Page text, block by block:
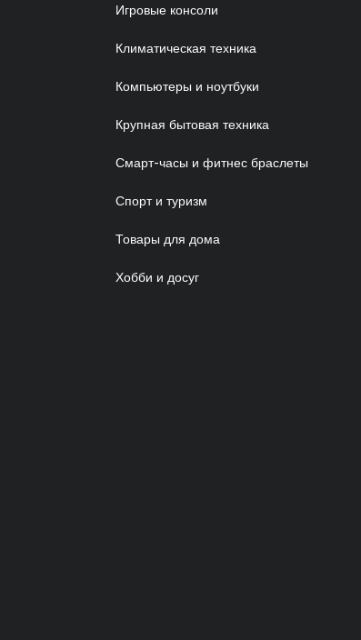
Игровые консоли
Климатическая техника
Компьютеры и ноутбуки
Крупная бытовая техника
Смарт-часы и фитнес браслеты
Спорт и туризм
Товары для дома
Хобби и досуг